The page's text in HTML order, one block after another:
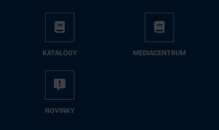
KA­TA­LÓ­GY ME­DIA­CEN­TRUM
NO­VIN­KY